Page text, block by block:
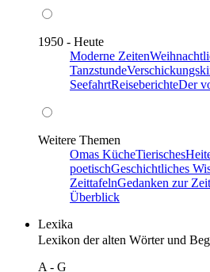
1950 - Heute
Moderne Zeiten
Tanzstunde
SeefahrtReiseberichteDer
Weitere Themen
Omas KücheTierisches
poetischGeschichtliches
ZeittafelnGedanken zur
Überblick
Lexika
Lexikon der alten Wörter und
A - G